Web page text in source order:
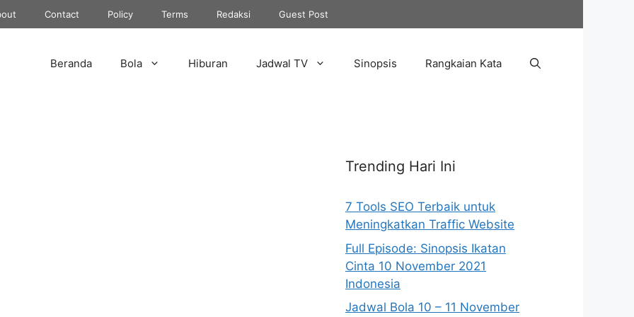
Contact Policy Terms Redaksi Guest Post
Beranda Bola Hiburan Jadwal TV Sinopsis Rangkaian Kata
Trending Hari Ini
7 Tools SEO Terbaik untuk
Meningkatkan Traffic Website
Full Episode: Sinopsis Ikatan
Cinta 10 November 2021
Indonesia
Jadwal Bola 10 – 11 November